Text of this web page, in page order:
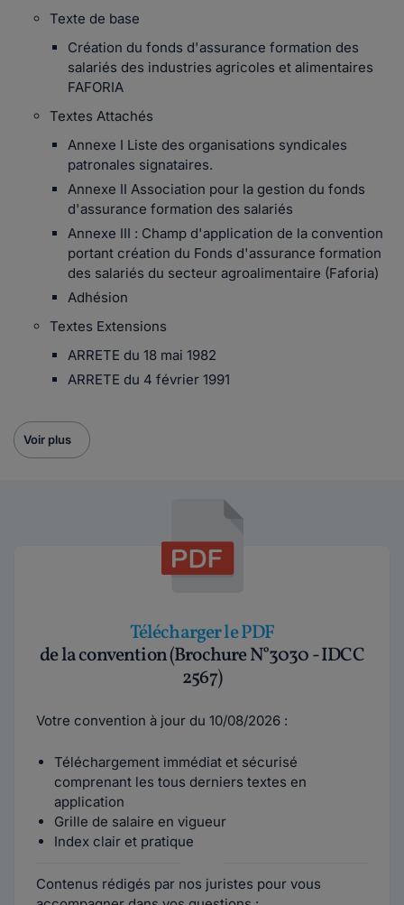
Texte de base
Création du fonds d'assurance formation des
salariés des industries agricoles et alimentaires
FAFORIA
Textes Attachés
Annexe I Liste des organisations syndicales
patronales signataires.
Annexe II Association pour la gestion du fonds
d'assurance formation des salariés
Annexe III : Champ d'application de la convention
portant création du Fonds d'assurance formation
des salariés du secteur agroalimentaire (Faforia)
Adhésion
Textes Extensions
ARRETE du 18 mai 1982
ARRETE du 4 février 1991
Voir plus
Télécharger le PDF
de la convention (Brochure N°3030 - IDCC
2567)
Votre convention à jour du 10/08/2026 :
Téléchargement immédiat et sécurisé
comprenant les tous derniers textes en
application
Grille de salaire en vigueur
Index clair et pratique
Contenus rédigés par nos juristes pour vous